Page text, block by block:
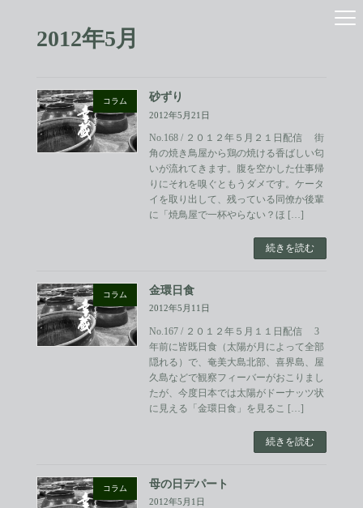
2012年5月
コラム 砂ずり
2012年5月21日
No.168 / ２０１２年５月２１日配信 街
角の焼き鳥屋から鶏の焼ける香ばしい匂
いが流れてきます。腹を空かした仕事帰
りにそれを嗅ぐともうダメです。ケータ
イを取り出して、残っている同僚か後輩
に「焼鳥屋で一杯やらない？ほ […]
続きを読む
コラム 金環日食
2012年5月11日
No.167 / ２０１２年５月１１日配信 3
年前に皆既日食（太陽が月によって全部
隠れる）で、奄美大島北部、喜界島、屋
久島などで観察フィーバーがおこりまし
たが、今度日本では太陽がドーナッツ状
に見える「金環日食」を見るこ […]
続きを読む
コラム 母の日デパート
2012年5月1日